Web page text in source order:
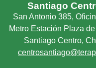
Santiago
San Antonio 385,
Metro Estación Plaza
Santiago Centro,